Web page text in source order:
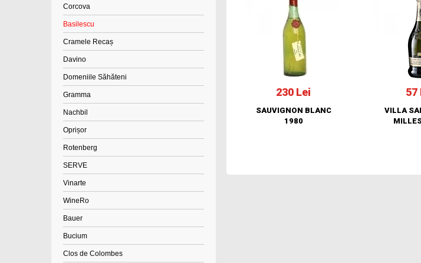
Corcova
Basilescu
Cramele Recaș
Davino
Domeniile Săhăteni
Gramma
Nachbil
Oprișor
Rotenberg
SERVE
Vinarte
WineRo
Bauer
Bucium
Clos de Colombes
230 Lei
SAUVIGNON BLANC
1980
57
VILLA